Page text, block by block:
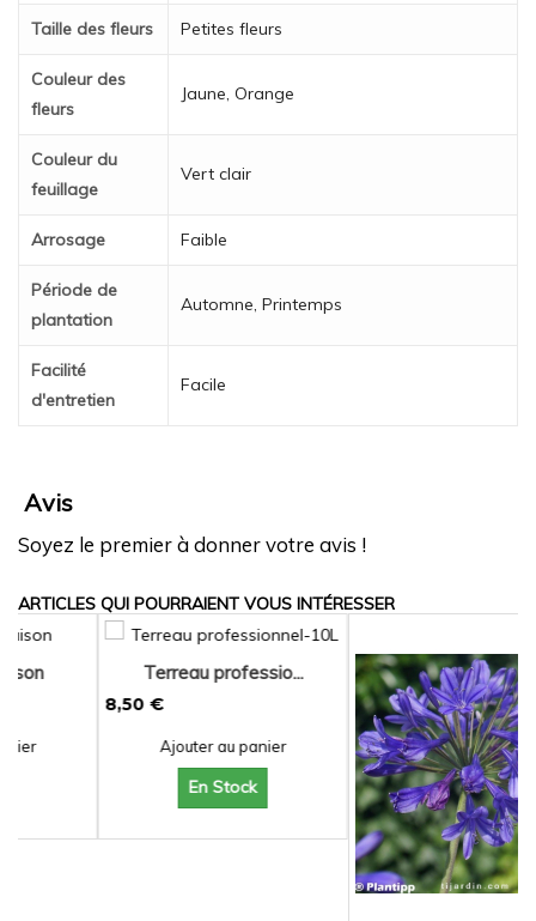
Taille des fleurs Petites fleurs
Couleur des
fleurs
Jaune, Orange
Couleur du
feuillage
Vert clair
Arrosage Faible
Période de
plantation
Automne, Printemps
Facilité
d'entretien
Facile
Avis
Soyez le premier à donner votre avis !
ARTICLES QUI POURRAIENT VOUS INTÉRESSER
Terreau professio...
Ajouter au panier